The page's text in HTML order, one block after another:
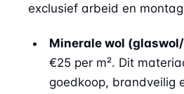
exclusief arbeid en
Minerale wol
€25 per m². Dit
goedkoop, brandveilig